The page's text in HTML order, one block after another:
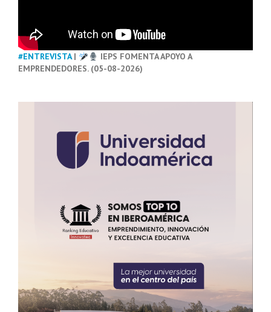
#ENTREVISTA|
IEPS FOMENTA APOYO A
EMPRENDEDORES. (05-08-2026)